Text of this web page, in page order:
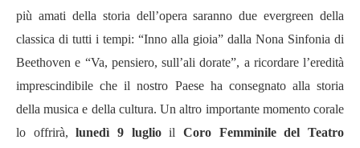
più amati della storia dell’opera saranno due evergreen della
classica di tutti i tempi: “Inno alla gioia” dalla Nona Sinfonia di
Beethoven e “Va, pensiero, sull’ali dorate”, a ricordare l’eredità
imprescindibile che il nostro Paese ha consegnato alla storia
della musica e della cultura. Un altro importante momento corale
lo offrirà,lunedì 9 luglioilCoro Femminile del Teatro